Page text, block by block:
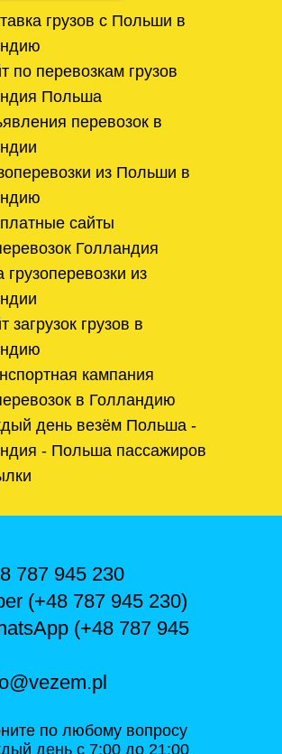
грузов с Польши в
по перевозкам грузов
Польша
перевозок в
из Польши в
сайты
Голландия
из
загрузок грузов в
кампания
в Голландию
день везём Польша -
- Польша пассажиров
787 945 230
(+48 787 945 230)
(+48 787 945
по любому вопросу
день с 7:00 до 21:00